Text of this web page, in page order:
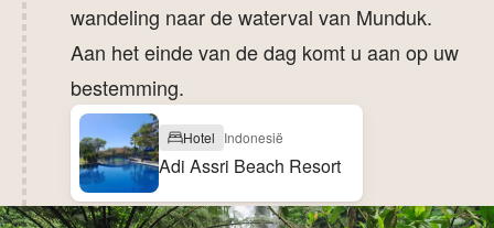
wandeling naar de waterval van Munduk.
Aan het einde van de dag komt u aan op uw
bestemming.
Hotel Indonesië
Adi Assri Beach Resort